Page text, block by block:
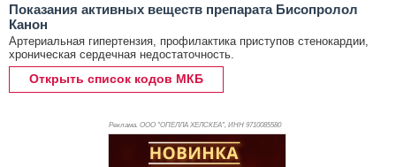
Показания активных веществ препарата Бисопролол
Канон
Артериальная гипертензия, профилактика приступов стенокардии,
хроническая сердечная недостаточность.
Открыть список кодов МКБ
Реклама. ООО "ОПЕЛЛА ХЕЛСКЕА", ИНН 9710085580